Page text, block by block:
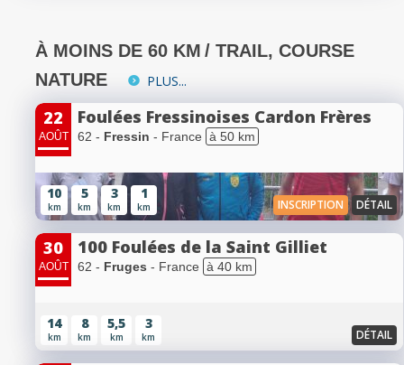
À MOINS DE 60 KM / TRAIL, COURSE
NATURE
PLUS...
22
AOÛT
Foulées Fressinoises Cardon Frères
62 - Fressin - France à 50 km
10
km
5
km
3
km
1
km INSCRIPTION DÉTAIL
30
AOÛT
100 Foulées de la Saint Gilliet
62 - Fruges - France à 40 km
14
km
8
km
5,5
km
3
km DÉTAIL